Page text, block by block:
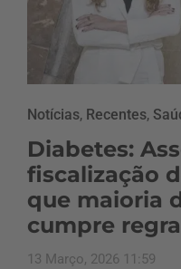
Notícias, Recentes,
Diabetes:
fiscalização
que maioria
cumpre
13 Março, 2026 11:59